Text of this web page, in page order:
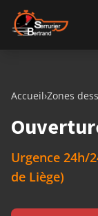
Aller au contenu
Accueil›Zones
Urgence 24h/
de Liège)